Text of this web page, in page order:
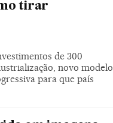
tirar
de 300
novo modelo
para que país